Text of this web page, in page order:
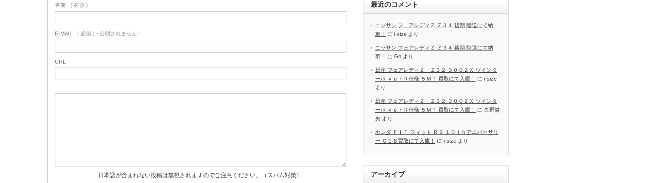
名前 ( 必須 )
E-MAIL ( 必須 ) - 公開されません -
URL
日本語が含まれない投稿は無視されますのでご注意ください。（スパム対策）
最近のコメント
ニッサン フェアレディＺ Ｚ３４ 後期 陸送にて納
車！
に i-size より
ニッサン フェアレディＺ Ｚ３４ 後期 陸送にて納
車！
に Go より
日産 フェアレディＺ Ｚ３２ ３００ＺＸ ツインタ
ーボ ＶｅｒＲ仕様 ５ＭＴ 買取にて入庫！
に i-size
より
日産 フェアレディＺ Ｚ３２ ３００ＺＸ ツインタ
ーボ ＶｅｒＲ仕様 ５ＭＴ 買取にて入庫！
に 久野益
央 より
ホンダ ＦＩＴ フィット ＲＳ １０ｔｈアニバーサリ
ー ＧＥ８買取にて入庫！
に i-size より
アーカイブ